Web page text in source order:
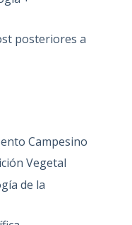
posteriores a
Campesino
Vegetal
de la